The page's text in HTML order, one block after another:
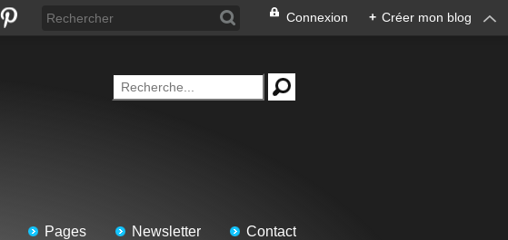
Connexion + Créer mon blog
Pages Newsletter Contact